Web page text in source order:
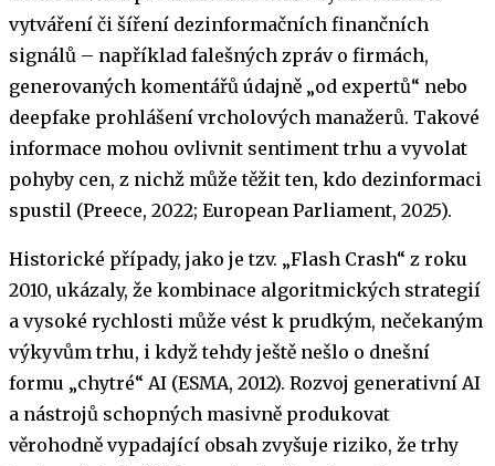
vytváření či šíření dezinformačních finančních
signálů – například falešných zpráv o firmách,
generovaných komentářů údajně „od expertů“ nebo
deepfake prohlášení vrcholových manažerů. Takové
informace mohou ovlivnit sentiment trhu a vyvolat
pohyby cen, z nichž může těžit ten, kdo dezinformaci
spustil (Preece, 2022; European Parliament, 2025).
Historické případy, jako je tzv. „Flash Crash“ z roku
2010, ukázaly, že kombinace algoritmických strategií
a vysoké rychlosti může vést k prudkým, nečekaným
výkyvům trhu, i když tehdy ještě nešlo o dnešní
formu „chytré“ AI (ESMA, 2012). Rozvoj generativní AI
a nástrojů schopných masivně produkovat
věrohodně vypadající obsah zvyšuje riziko, že trhy